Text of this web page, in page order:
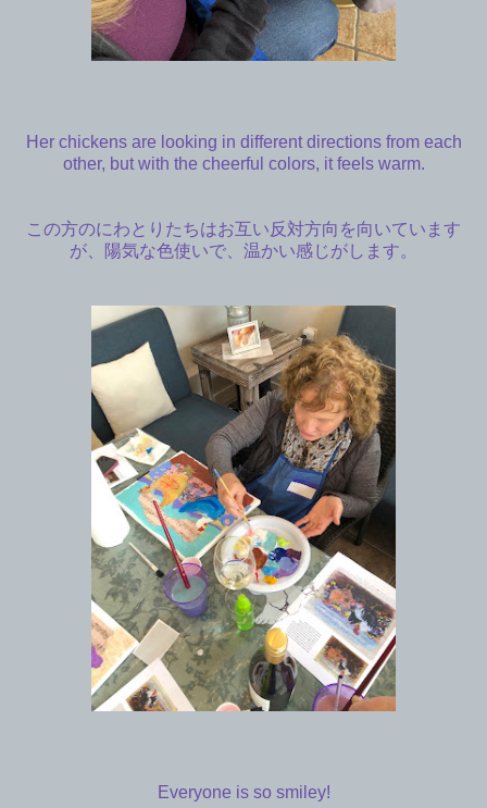
Her chickens are looking in different directions from each
other, but with the cheerful colors, it feels warm.
この方のにわとりたちはお互い反対方向を向いています
が、陽気な色使いで、温かい感じがします。
Everyone is so smiley!